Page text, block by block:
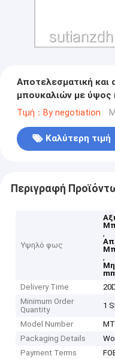
Αποτελεσματική και
μπουκαλιών με ύψος
Τιμή：By negotiation
Καλύτερη τιμή
Περιγραφή
Υψηλό φως
,
,
Delivery Time
Minimum Order
Quantity
1
Model Number
Packaging Details
Payment Terms